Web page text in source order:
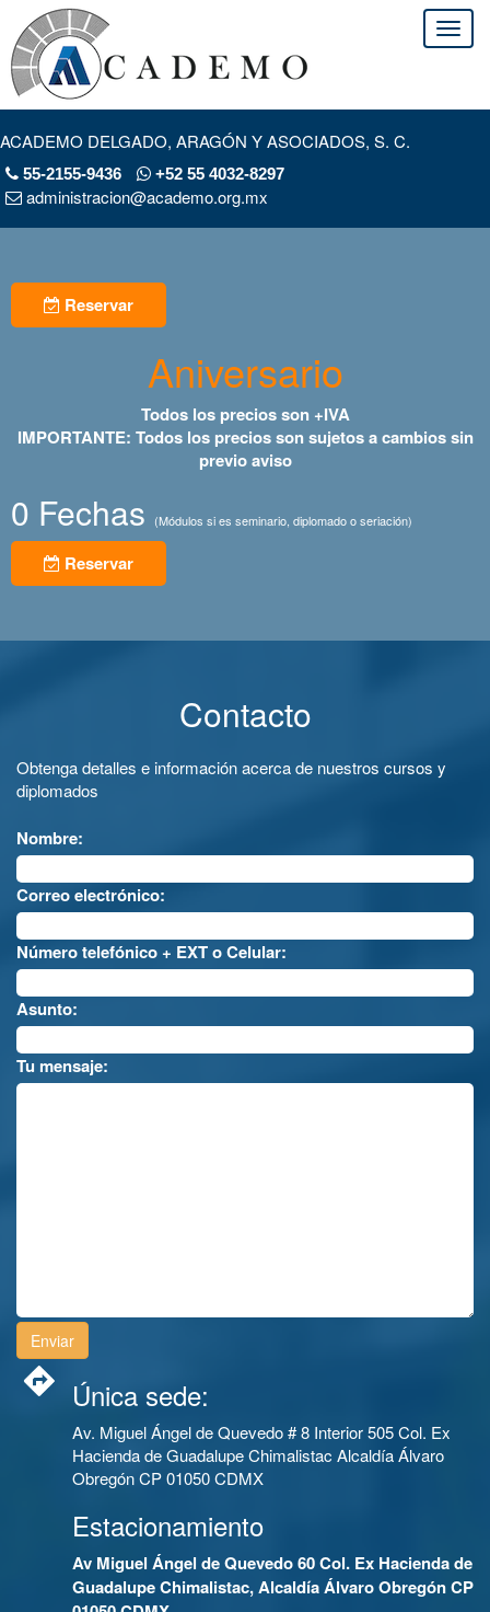
ACADEMO DELGADO, ARAGÓN Y ASOCIADOS, S. C.
55-2155-9436 +52 55 4032-8297
administracion@academo.org.mx
Reservar
Aniversario
Todos los precios son +IVA
IMPORTANTE: Todos los precios son sujetos a cambios sin
previo aviso
0 Fechas (Módulos si es seminario, diplomado o seriación)
Reservar
Contacto
Obtenga detalles e información acerca de nuestros cursos y
diplomados
Nombre:
Correo electrónico:
Número telefónico + EXT o Celular:
Asunto:
Tu mensaje:
Única sede:
Av. Miguel Ángel de Quevedo # 8 Interior 505 Col. Ex
Hacienda de Guadalupe Chimalistac Alcaldía Álvaro
Obregón CP 01050 CDMX
Estacionamiento
Av Miguel Ángel de Quevedo 60 Col. Ex Hacienda de
Guadalupe Chimalistac, Alcaldía Álvaro Obregón CP